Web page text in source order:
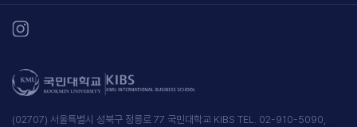
(02707) 서울특별시 성북구 정릉로 77 국민대학교 KIBS TEL. 02-910-5090,